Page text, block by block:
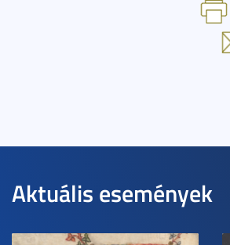
Aktuális események